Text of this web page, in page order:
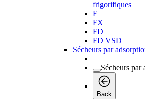
frigorifiques
F
FX
FD
FD VSD
Sécheurs par
Sécheurs par
Back